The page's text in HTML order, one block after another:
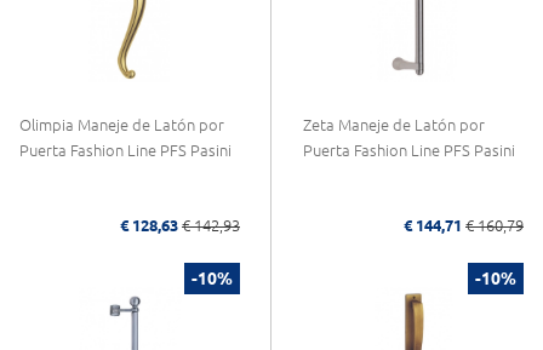
Olimpia Maneje de Latón por
Puerta Fashion Line PFS Pasini
€ 128,63 € 142,93
Zeta Maneje de Latón por
Puerta Fashion Line PFS Pasini
€ 144,71 € 160,79
-10% -10%